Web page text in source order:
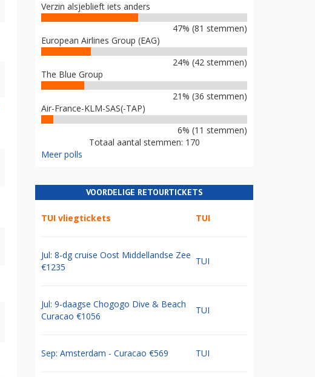
Verzin alsjeblieft iets anders
47% (81 stemmen)
European Airlines Group (EAG)
24% (42 stemmen)
The Blue Group
21% (36 stemmen)
Air-France-KLM-SAS(-TAP)
6% (11 stemmen)
Totaal aantal stemmen: 170
Meer polls
VOORDELIGE RETOURTICKETS
TUI vliegtickets TUI
Jul: 8-dg cruise Oost Middellandse Zee
€1235
TUI
Jul: 9-daagse Chogogo Dive & Beach
Curacao €1056
TUI
Sep: Amsterdam - Curacao €569 TUI